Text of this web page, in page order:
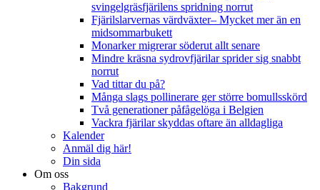
svingelgräsfjärilens spridning norrut
Fjärilslarvernas värdväxter– Mycket mer än en
midsommarbukett
Monarker migrerar söderut allt senare
Mindre kräsna sydrovfjärilar sprider sig snabbt
norrut
Vad tittar du på?
Många slags pollinerare ger större bomullsskörd
Två generationer påfågelöga i Belgien
Vackra fjärilar skyddas oftare än alldagliga
Kalender
Anmäl dig här!
Din sida
Om oss
Bakgrund